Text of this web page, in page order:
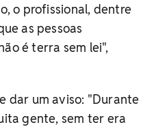
o profissional, dentre
as pessoas
é terra sem lei",
dar um aviso: "Durante
gente, sem ter era